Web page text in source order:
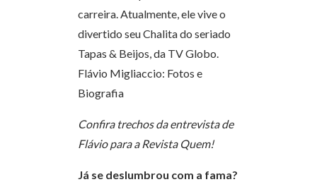
carreira. Atualmente, ele vive o
divertido seu Chalita do seriado
Tapas & Beijos, da TV Globo.
Flávio Migliaccio: Fotos e
Biografia
Confira trechos da entrevista de
Flávio para a Revista Quem!
Já se deslumbrou com a fama?